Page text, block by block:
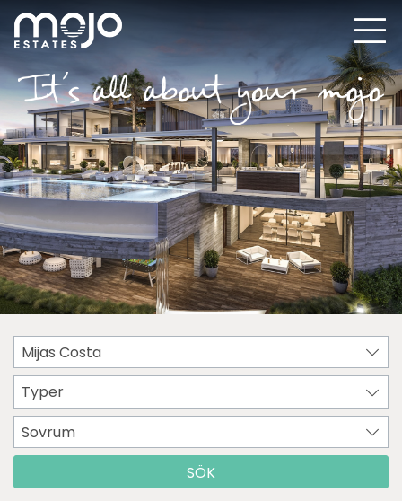
Mijas Costa
Typer
Sovrum
SÖK